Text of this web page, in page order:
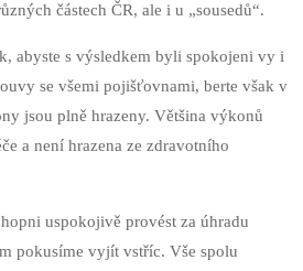
částech ČR, ale i u „sousedů“.
abyste s výsledkem byli spokojeni vy i
se všemi pojišťovnami, berte však v
jsou plně hrazeny. Většina výkonů
a není hrazena ze zdravotního
uspokojivě provést za úhradu
pokusíme vyjít vstříc. Vše spolu